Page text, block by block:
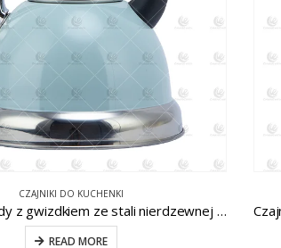
CZAJNIKI DO KUCHENKI
Czajnik do wody z gwizdkiem ze stali nierdzewnej CW-T061
READ MORE